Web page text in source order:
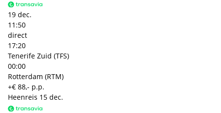
19 dec.
11:50
direct
17:20
Tenerife Zuid (TFS)
00:00
Rotterdam (RTM)
+€ 88,- p.p.
Heenreis 15 dec.